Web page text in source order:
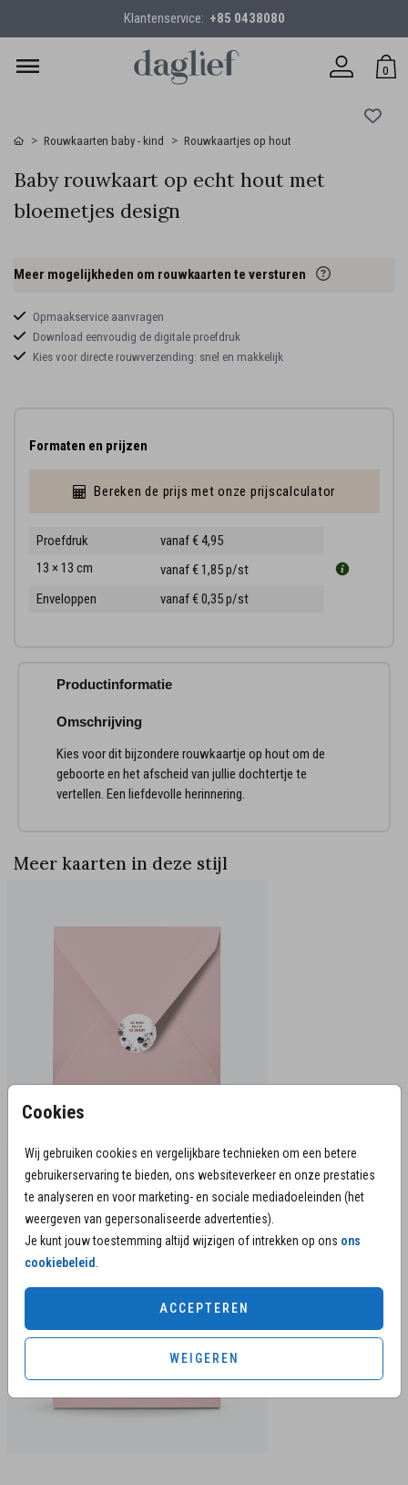
Klantenservice: +85 0438080
0
Cookies
Wij gebruiken cookies en vergelijkbare technieken om een betere
gebruikerservaring te bieden, ons websiteverkeer en onze prestaties
te analyseren en voor marketing- en sociale mediadoeleinden (het
weergeven van gepersonaliseerde advertenties).
Je kunt jouw toestemming altijd wijzigen of intrekken op ons ons
cookiebeleid.
ACCEPTEREN
WEIGEREN
Rouwkaarten baby - kind Rouwkaartjes op hout
Baby rouwkaart op echt hout met
bloemetjes design
Meer mogelijkheden om rouwkaarten te versturen
Opmaakservice aanvragen
Download eenvoudig de digitale proefdruk
Kies voor directe rouwverzending: snel en makkelijk
Formaten en prijzen
Bereken de prijs met onze prijscalculator
Proefdruk
vanaf € 4,95
13 × 13 cm
vanaf € 1,85p/st
Enveloppen
vanaf € 0,35p/st
Productinformatie
Omschrijving
Kies voor dit bijzondere rouwkaartje op hout om de
geboorte en het afscheid van jullie dochtertje te
vertellen. Een liefdevolle herinnering.
Meer kaarten in deze stijl
Bijpassende communicatie en
herinneringsproducten